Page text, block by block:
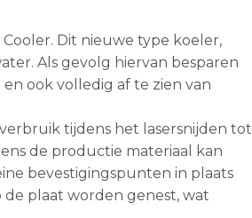
Dit nieuwe type koeler,
Als gevolg hiervan besparen
ook volledig af te zien van
tijdens het lasersnijden tot
de productie materiaal kan
bevestigingspunten in plaats
plaat worden genest, wat